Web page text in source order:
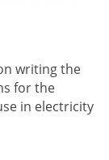
writing the
for the
in electricity